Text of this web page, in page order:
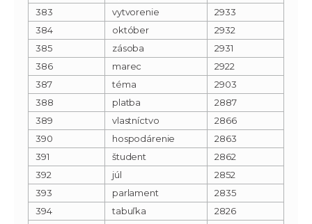
383
vytvorenie
2933
384
október
2932
385
zásoba
2931
386
marec
2922
387
téma
2903
388
platba
2887
389
vlastníctvo
2866
390
hospodárenie
2863
391
študent
2862
392
júl
2852
393
parlament
2835
394
tabuľka
2826